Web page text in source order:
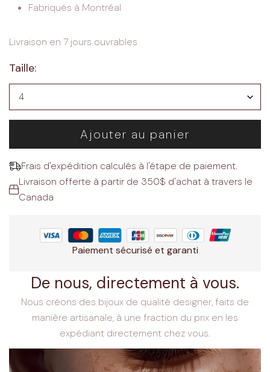
Fabriqués à Montréal
Livraison en 7 jours ouvrables
Taille:
Ajouter au panier
Frais d'expédition calculés à l'étape de paiement.
Livraison offerte à partir de 350$ d'achat à travers le
Canada
Paiement sécurisé et garanti
De nous, directement à vous.
Nous créons des bijoux de qualité designer, faits de
manière artisanale, à une fraction du prix en les
expédiant directement chez vous.